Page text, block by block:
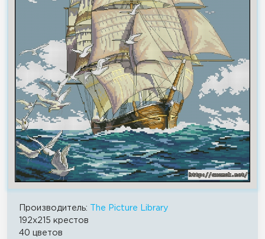
Производитель:
The Picture Library
192x215 крестов
40 цветов